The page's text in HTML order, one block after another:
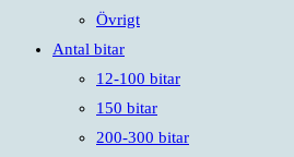
Övrigt
Antal bitar
12-100 bitar
150 bitar
200-300 bitar